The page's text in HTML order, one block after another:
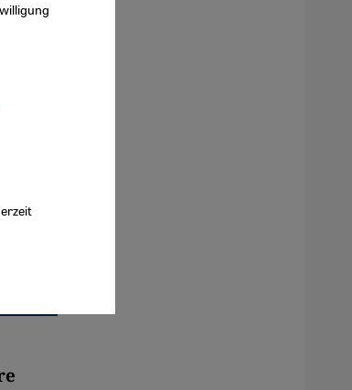
Maps Embed, Google Tag Manager, Instagram Embed,